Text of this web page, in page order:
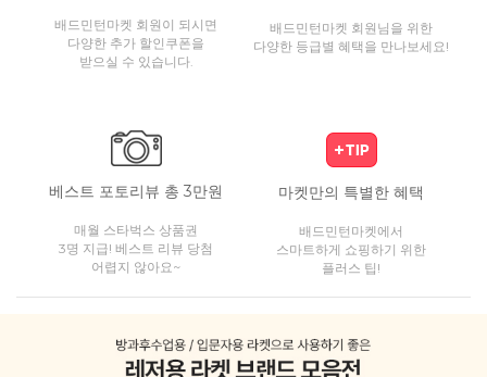
배드민턴마켓 회원이 되시면
다양한 추가 할인쿠폰을
받으실 수 있습니다.
배드민턴마켓 회원님을 위한
다양한 등급별 혜택을 만나보세요!
베스트 포토리뷰 총 3만원
매월 스타벅스 상품권
3명 지급! 베스트 리뷰 당첨
어렵지 않아요~
마켓만의 특별한 혜택
배드민턴마켓에서
스마트하게 쇼핑하기 위한
플러스 팁!